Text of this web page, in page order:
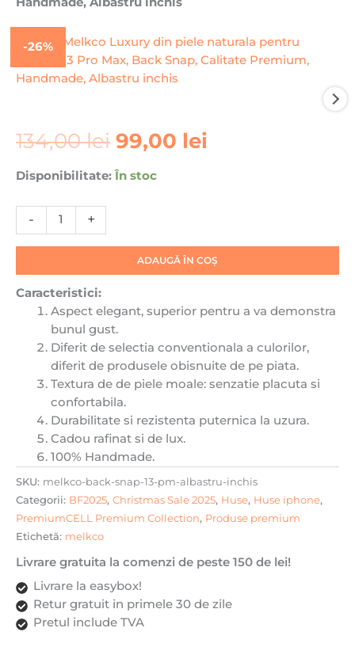
-26%
134,00lei Prețul
inițial
a
fost:
99,00 lei
Disponibilitate: În stoc
-
Cantitate
Husa
Luxury
din
piele
iPhone
13
Back
Calitate
Premium,
Handmade,
Albastru
inchis
+
ADAUGĂ ÎN COȘ
Caracteristici:
Aspect elegant, superior pentru a va demonstra
bunul gust.
Diferit de selectia conventionala a culorilor,
diferit de produsele obisnuite de pe piata.
Textura de de piele moale: senzatie placuta si
confortabila.
Durabilitate si rezistenta puternica la uzura.
Cadou rafinat si de lux.
100% Handmade.
SKU: melkco-back-snap-13-pm-albastru-inchis
Categorii: BF2025, Christmas Sale 2025, Huse, Huse iphone,
PremiumCELL Premium Collection, Produse premium
Etichetă: melkco
Livrare gratuita la comenzi de peste 150 de lei!
Livrare la easybox!
Retur gratuit in primele 30 de zile
Pretul include TVA